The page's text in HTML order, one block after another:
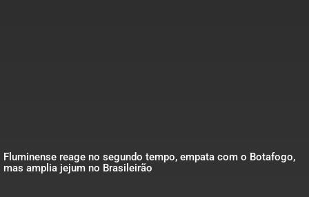
Fluminense reage no segundo tempo, empata com o Botafogo,
mas amplia jejum no Brasileirão